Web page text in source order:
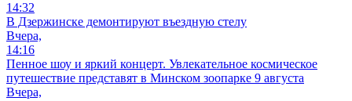
14:32
В Дзержинске демонтируют въездную стелу
Вчера,
14:16
Пенное шоу и яркий концерт. Увлекательное космическое
путешествие представят в Минском зоопарке 9 августа
Вчера,